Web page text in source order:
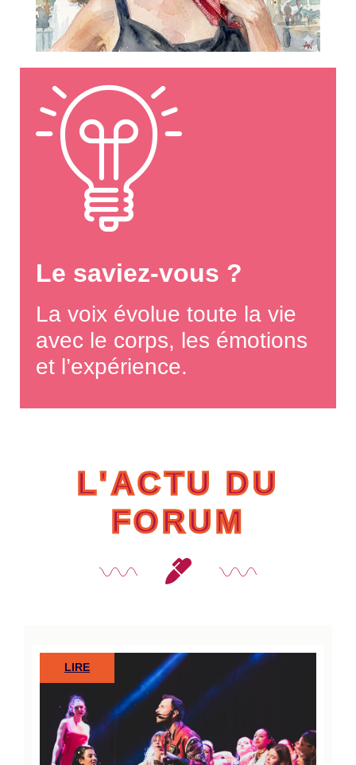
Le saviez-vous ?
La voix évolue toute la vie
avec le corps, les émotions
et l’expérience.
L'ACTU DU
FORUM
LIRE